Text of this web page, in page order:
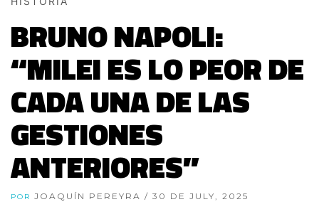
BRUNO NAPOLI:
“MILEI ES LO PEOR DE
CADA UNA DE LAS
GESTIONES
ANTERIORES”
POR JOAQUÍN PEREYRA / 30 DE JULY, 2025